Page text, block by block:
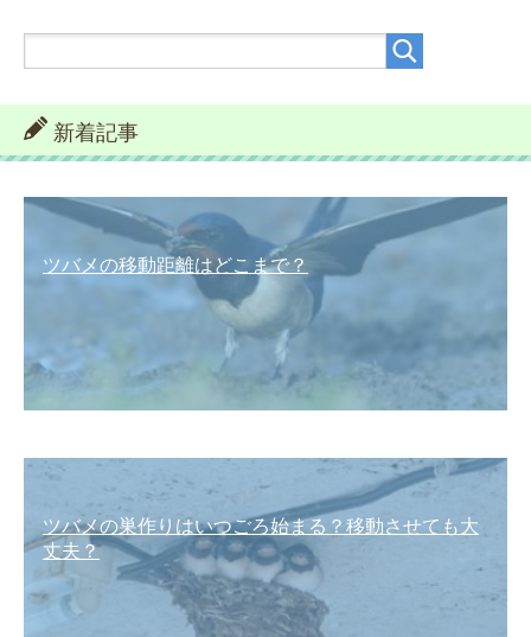
新着記事
ツバメの移動距離はどこまで？
ツバメの巣作りはいつごろ始まる？移動させても大
丈夫？